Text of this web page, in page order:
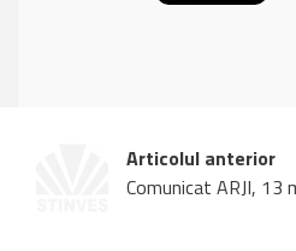
Articolul anterior
Comunicat ARJI, 13